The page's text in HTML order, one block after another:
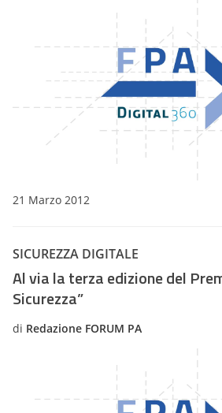
21 Marzo 2012
SICUREZZA DIGITALE
Al via la terza edizione del
Sicurezza”
di Redazione FORUM PA